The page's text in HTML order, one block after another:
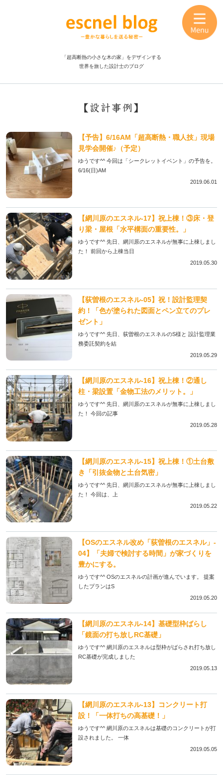
「超高断熱の小さな木の家」をデザインする
世界を旅した設計士のブログ
【設計事例】
【予告】6/16AM「超高断熱・職人技」現場
見学会開催♪（予定）
ゆうです^^ 今回は「シークレットイベント」の予告を。
6/16(日)AM
2019.06.01
【網川原のエスネル‐17】祝上棟！③床・登
り梁・屋根「水平構面の重要性。」
ゆうです^^ 先日、網川原のエスネルが無事に上棟しまし
た！ 前回から上棟当日
2019.05.30
【荻曽根のエスネル‐05】祝！設計監理契
約！「色が塗られた図面とペン立てのプレ
ゼント」
ゆうです^^ 先日、荻曽根のエスネルのS様と 設計監理業
務委託契約を結
2019.05.29
【網川原のエスネル‐16】祝上棟！②通し
柱・梁設置「金物工法のメリット。」
ゆうです^^ 先日、網川原のエスネルが無事に上棟しまし
た！ 今回の記事
2019.05.28
【網川原のエスネル‐15】祝上棟！①土台敷
き「引抜金物と土台気密」
ゆうです^^ 先日、網川原のエスネルが無事に上棟しまし
た！ 今回は、上
2019.05.22
【OSのエスネル改め「荻曽根のエスネル」‐
04】「夫婦で検討する時間」が家づくりを
豊かにする。
ゆうです^^ OSのエスネルの計画が進んでいます。 提案
したプランはS
2019.05.20
【網川原のエスネル‐14】基礎型枠ばらし
「鏡面の打ち放しRC基礎」
ゆうです^^ 網川原のエスネルは型枠がばらされ打ち放し
RC基礎が完成しました
2019.05.13
【網川原のエスネル‐13】コンクリート打
設！「一体打ちの高基礎！」
ゆうです^^ 網川原のエスネルは基礎のコンクリートが打
設されました。 一体
2019.05.05